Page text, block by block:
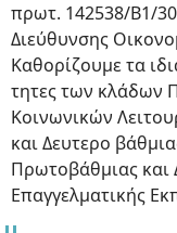
πρωτ. 142538/Β1/30
Διεύθυνσης
Καθορίζουμε τα
τητες των κλάδων
Κοινωνικών
και Δευτερο
Πρωτοβάθμιας και
Επαγγελματικής